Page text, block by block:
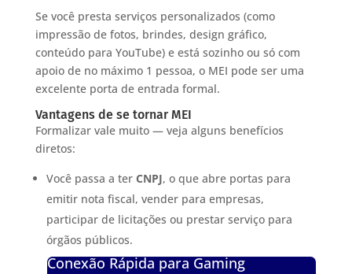
Se você presta serviços personalizados (como
impressão de fotos, brindes, design gráfico,
conteúdo para YouTube) e está sozinho ou só com
apoio de no máximo 1 pessoa, o MEI pode ser uma
excelente porta de entrada formal.
Vantagens de se tornar MEI
Formalizar vale muito — veja alguns benefícios
diretos:
Você passa a ter CNPJ, o que abre portas para
emitir nota fiscal, vender para empresas,
participar de licitações ou prestar serviço para
órgãos públicos.
Conexão Rápida para Gaming